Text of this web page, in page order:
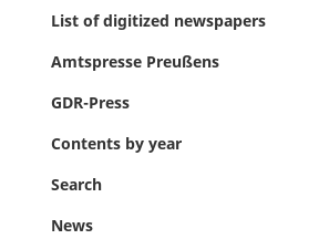
List of digitized newspapers
Amtspresse Preußens
GDR-Press
Contents by year
Search
News